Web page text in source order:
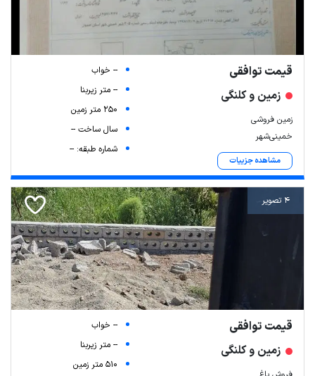
قیمت توافقی
زمین و کلنگی
زمین فروشی
خمینی‌شهر
مشاهده جزییات
-- خواب
-- متر زیربنا
250 متر زمین
سال ساخت --
شماره طبقه: --
4 تصویر
قیمت توافقی
زمین و کلنگی
-- خواب
-- متر زیربنا
510 متر زمین